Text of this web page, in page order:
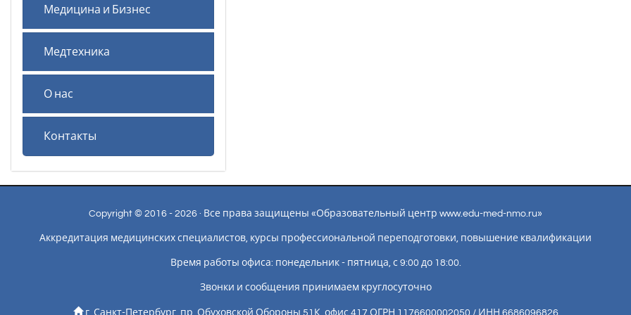
Медицина и Бизнес
Медтехника
О нас
Контакты
Copyright © 2016 - 2026 · Все права защищены «Образовательный центр www.edu-med-nmo.ru»
Аккредитация медицинских специалистов, курсы профессиональной переподготовки, повышение квалификации
Время работы офиса: понедельник - пятница, с 9:00 до 18:00.
Звонки и сообщения принимаем круглосуточно
г. Санкт-Петербург, пр. Обуховской Обороны 51К, офис 417 ОГРН 1176600002050 / ИНН 6686096826